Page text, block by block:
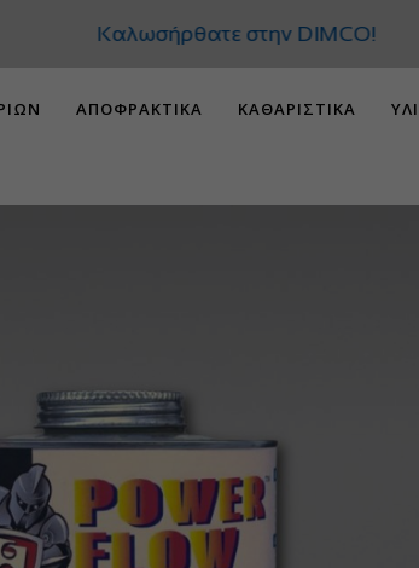
Καλωσήρθατε στην
ΑΠΟΦΡΑΚΤΙΚΑ ΚΑΘΑΡΙΣΤΙΚΑ